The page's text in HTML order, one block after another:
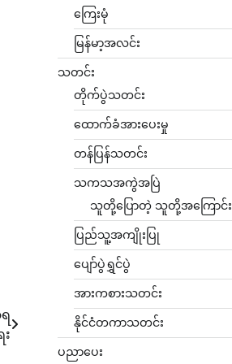
ကြေးမုံ
မြန်မာ့အလင်း
သတင်း
တိုက်ပွဲသတင်း
ထောက်ခံအားပေးမှု
တန်ပြန်သတင်း
သကသအကွဲအပြဲ
သူတို့ပြောတဲ့ သူတို့အကြောင်း
ပြည်သူ့အကျိုးပြု
ပျော်ပွဲရွှင်ပွဲ
အားကစားသတင်း
နိုင်ငံတကာသတင်း
ပညာပေး